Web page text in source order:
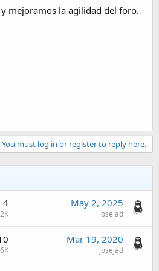
mejoramos la agilidad del foro.
You must log in or register to reply here.
4
2K
May 2, 2025
josejad
6K
Mar 19, 2020
josejad